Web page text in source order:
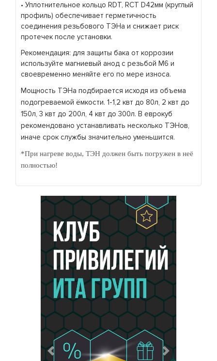
• Уплотнительное кольцо RDT, RCT D42мм (круглый
профиль) обеспечивает герметичность
соединения резьбового ТЭНа и снижает риск
протечек после установки.
Рекомендация: для защиты бака от коррозии
используйте магниевый анод с резьбой М6 и
своевременно меняйте его по мере износа.
Мощность ТЭНа подбирается исходя из объема
подогреваемой ёмкости. 1-1,2 квт до 80л, 2 квт до
150л, 3 квт до 200л, 4 квт до 300л. В еврокуб
рекомендовано устанавливать несколько ТЭНов,
иначе срок службы значительно уменьшится.
*При нагреве воды, ТЭН должен быть погружен в неё
полностью!
Предыдущий Следующий